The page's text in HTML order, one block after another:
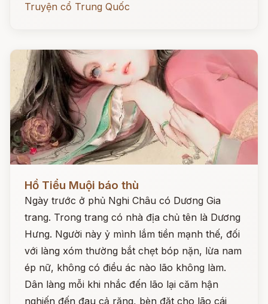
Truyện cổ Trung Quốc
Đọc ngay
Hồ Tiểu Muội báo thù
Ngày trước ở phủ Nghi Châu có Dương Gia
trang. Trong trang có nhà địa chủ tên là Dương
Hưng. Người này ỷ mình lắm tiền mạnh thế, đối
với làng xóm thường bắt chẹt bóp nặn, lừa nam
ép nữ, không có điều ác nào lão không làm.
Dân làng mỗi khi nhắc đến lão lại căm hận
nghiến đến đau cả răng, bèn đặt cho lão cái